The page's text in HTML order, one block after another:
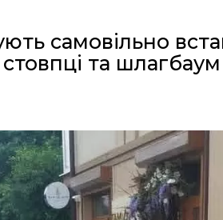
самовільно
та шлагбаум